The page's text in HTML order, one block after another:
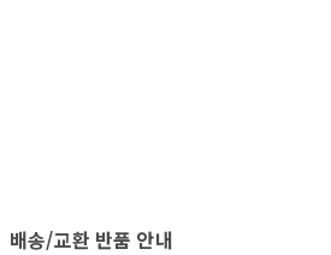
배송/교환 반품 안내